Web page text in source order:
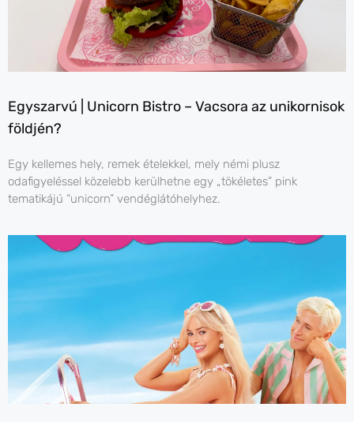
Egyszarvú | Unicorn Bistro – Vacsora az unikornisok
földjén?
Egy kellemes hely, remek ételekkel, mely némi plusz
odafigyeléssel közelebb kerülhetne egy „tökéletes” pink
tematikájú “unicorn” vendéglátóhelyhez.